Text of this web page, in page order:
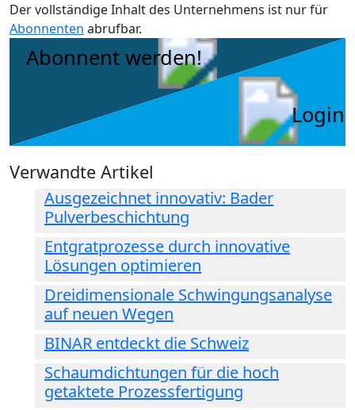
Der vollständige Inhalt des Unternehmens ist nur für
Abonnenten abrufbar.
Abonnent werden!
Login
Verwandte Artikel
Ausgezeichnet innovativ: Bader
Pulverbeschichtung
Entgratprozesse durch innovative
Lösungen optimieren
Dreidimensionale Schwingungsanalyse
auf neuen Wegen
BINAR entdeckt die Schweiz
Schaumdichtungen für die hoch
getaktete Prozessfertigung